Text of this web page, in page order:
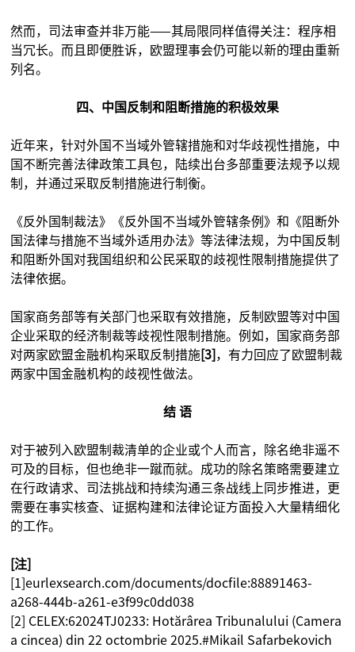
然而，司法审查并非万能——其局限同样值得关注：程序相
当冗长。而且即便胜诉，欧盟理事会仍可能以新的理由重新
列名。
四、中国反制和阻断措施的积极效果
近年来，针对外国不当域外管辖措施和对华歧视性措施，中
国不断完善法律政策工具包，陆续出台多部重要法规予以规
制，并通过采取反制措施进行制衡。
《反外国制裁法》《反外国不当域外管辖条例》和《阻断外
国法律与措施不当域外适用办法》等法律法规，为中国反制
和阻断外国对我国组织和公民采取的歧视性限制措施提供了
法律依据。
国家商务部等有关部门也采取有效措施，反制欧盟等对中国
企业采取的经济制裁等歧视性限制措施。例如，国家商务部
对两家欧盟金融机构采取反制措施 [3] ，有力回应了欧盟制裁
两家中国金融机构的歧视性做法。
结 语
对于被列入欧盟制裁清单的企业或个人而言，除名绝非遥不
可及的目标，但也绝非一蹴而就。成功的除名策略需要建立
在行政请求、司法挑战和持续沟通三条战线上同步推进，更
需要在事实核查、证据构建和法律论证方面投入大量精细化
的工作。
[注]
[1]eurlexsearch.com/documents/docfile:88891463-
a268-444b-a261-e3f99c0dd038
[2] CELEX:62024TJ0233: Hotărârea Tribunalului (Camera
a cincea) din 22 octombrie 2025.#Mikail Safarbekovich